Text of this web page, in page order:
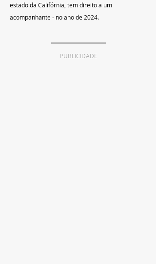
estado da Califórnia, tem direito a um
acompanhante - no ano de 2024.
PUBLICIDADE